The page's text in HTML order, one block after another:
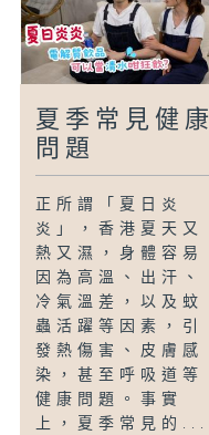
夏季常見健康
問題
正所謂「夏日炎
炎」，香港夏天又
熱又濕，身體容易
因為高溫、出汗、
冷氣溫差，以及蚊
蟲活躍等因素，引
發熱傷害、皮膚感
染，甚至呼吸道等
健康問題。事實
上，夏季常見的...